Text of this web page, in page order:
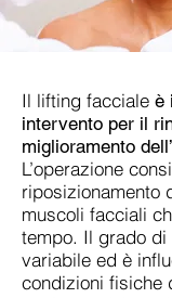
Il lifting facciale è
intervento per il
miglioramento
L’operazione
riposizionamento
muscoli facciali
tempo. Il grado di
variabile ed è
condizioni fisiche